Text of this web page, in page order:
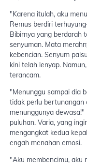
"Karena itulah, aku
Remus berdiri
Bibirnya yang berdarah
senyuman. Mata
kebencian. Senyum
kini telah lenyap.
terancam.
"Menunggu sampai dia
tidak perlu bertunangan
menunggunya
puluhan. Varia, yang
mengangkat kedua
engah menahan emosi.
"Aku membencimu, aku